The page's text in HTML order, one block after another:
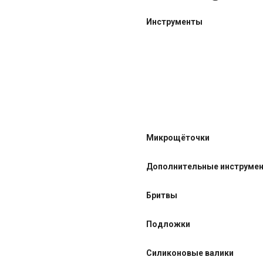
Инструменты
Микрощёточки
Дополнительные
Бритвы
Подложки
Силиконовые валики